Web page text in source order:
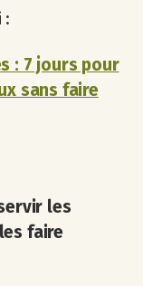
:
: 7 jours pour
sans faire
les
faire